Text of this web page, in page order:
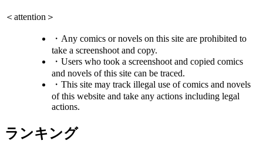
＜attention＞
・Any comics or novels on this site are prohibited to
take a screenshoot and copy.
・Users who took a screenshoot and copied comics
and novels of this site can be traced.
・This site may track illegal use of comics and novels
of this website and take any actions including legal
actions.
ランキング